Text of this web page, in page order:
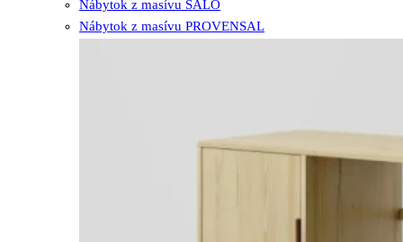
Nábytok z masívu SALO
Nábytok z masívu PROVENSAL